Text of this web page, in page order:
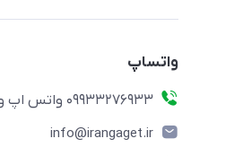
واتساپ
09933276933 واتس اپ و اینستاگرام - فقط
info@irangaget.ir